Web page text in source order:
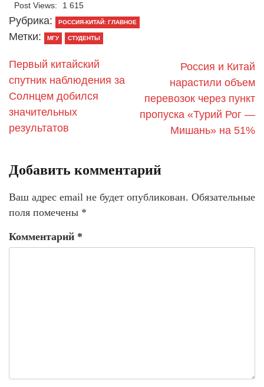
Post Views: 1 615
Рубрика: РОССИЯ-КИТАЙ: ГЛАВНОЕ
Метки: МГУ СТУДЕНТЫ
Первый китайский
спутник наблюдения за
Солнцем добился
значительных
результатов
Россия и Китай
нарастили объем
перевозок через пункт
пропуска «Турий Рог —
Мишань» на 51%
Добавить комментарий
Ваш адрес email не будет опубликован. Обязательные
поля помечены *
Комментарий *